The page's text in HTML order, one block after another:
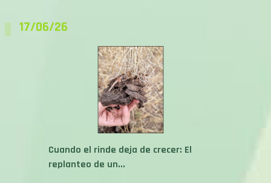
17/06/26
Cuando el rinde deja de crecer: El
replanteo de un...